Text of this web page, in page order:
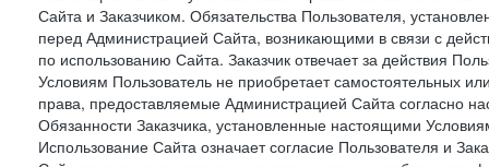
Сайта и Заказчиком. Обязательства Пользователя,
перед Администрацией Сайта, возникающими в связи с
по использованию Сайта. Заказчик отвечает за действия
Условиям Пользователь не приобретает самостоятельных
права, предоставляемые Администрацией Сайта согласно
Обязанности Заказчика, установленные настоящими
Использование Сайта означает согласие Пользователя и